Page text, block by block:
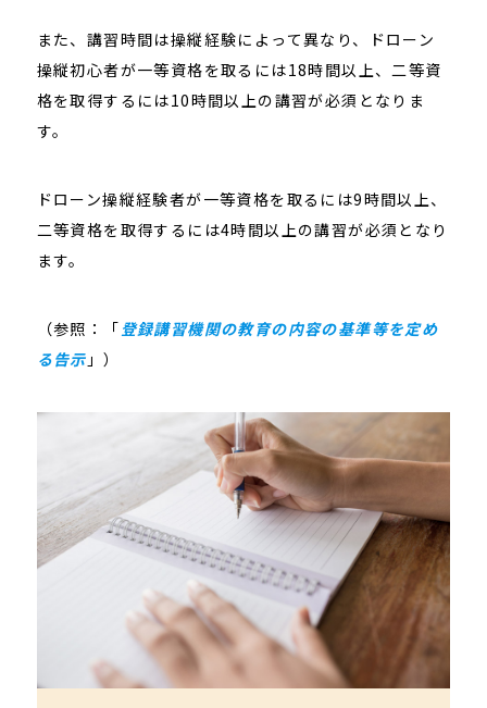
また、講習時間は操縦経験によって異なり、ドローン
操縦初心者が一等資格を取るには18時間以上、二等資
格を取得するには10時間以上の講習が必須となりま
す。
ドローン操縦経験者が一等資格を取るには9時間以上、
二等資格を取得するには4時間以上の講習が必須となり
ます。
（参照：「 登録講習機関の教育の内容の基準等を定め
る告示 」）